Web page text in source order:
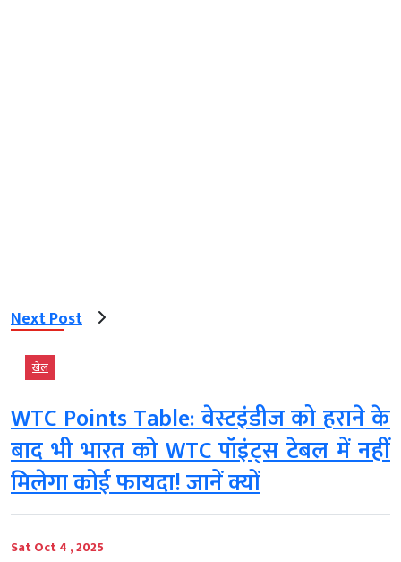
Next Post
खेल
WTC Points Table: वेस्टइंडीज को हराने के
बाद भी भारत को WTC पॉइंट्स टेबल में नहीं
मिलेगा कोई फायदा! जानें क्यों
Sat Oct 4 , 2025